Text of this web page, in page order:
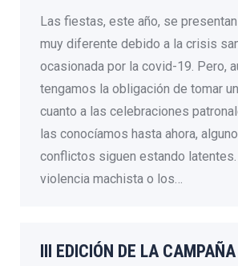
Las fiestas, este año, se
muy diferente debido a la crisis
ocasionada por la covid-19. Pero,
tengamos la obligación de tomar
cuanto a las celebraciones
las conocíamos hasta ahora,
conflictos siguen estando
violencia machista o los…
III EDICIÓN DE LA CAMPAÑA